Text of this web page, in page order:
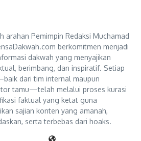
arahan Pemimpin Redaksi Muchamad
berkomitmen menjadi
dakwah yang menyajikan
berimbang, dan inspiratif. Setiap
dari tim internal maupun
tamu—telah melalui proses kurasi
faktual yang ketat guna
sajian konten yang amanah,
serta terbebas dari hoaks.